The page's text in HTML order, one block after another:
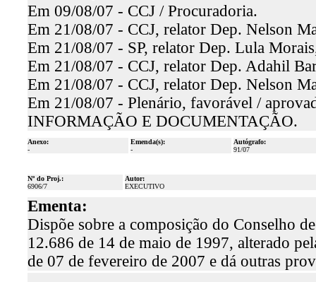
Em 09/08/07 - CCJ / Procuradoria.
Em 21/08/07 - CCJ, relator Dep. Nelson
Em 21/08/07 - SP, relator Dep. Lula
Em 21/08/07 - CCJ, relator Dep. Adahil
Em 21/08/07 - CCJ, relator Dep. Nelson
Em 21/08/07 - Plenário, favorável /
INFORMAÇÃO E DOCUMENTAÇÃO.
Anexo:
-
Emenda(s):
-
Autógrafo:
91/07
Nº do Proj.:
6906/7
Autor:
EXECUTIVO
Ementa:
Dispõe sobre a composição do Conselho
12.686 de 14 de maio de 1997, alterado
de 07 de fevereiro de 2007 e dá outras